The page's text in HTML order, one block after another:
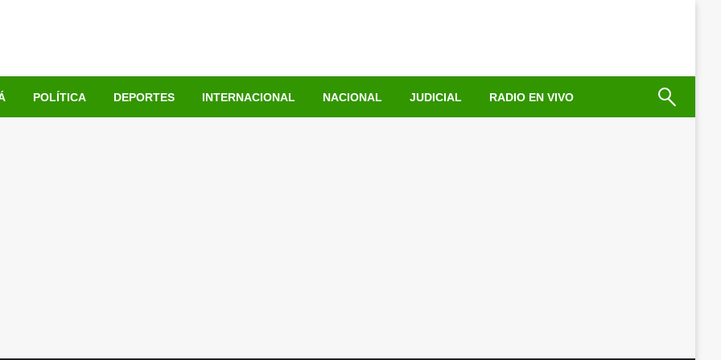
POLÍTICA DEPORTES INTERNACIONAL NACIONAL JUDICIAL RADIO EN VIVO